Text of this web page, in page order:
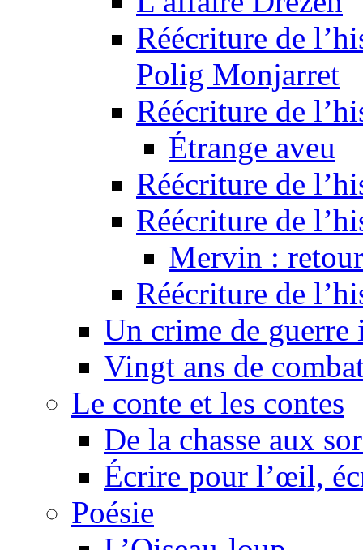
Réécriture de
Polig Monjarret
Réécriture de
Étrange aveu
Réécriture de
Réécriture de
Mervin :
Réécriture de
Un crime de guerre
Vingt ans de
Le conte et les contes
De la chasse aux
Écrire pour l’œil,
Poésie